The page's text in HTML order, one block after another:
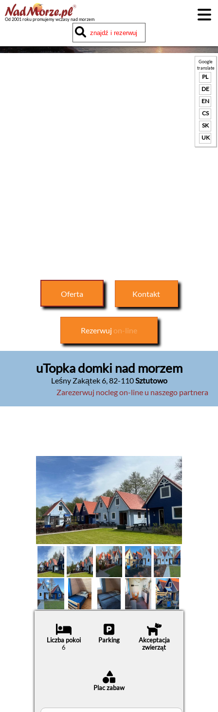
Od 2001 roku promujemy wczasy nad morzem
Google
translate
PL
DE
EN
CS
SK
UK
Oferta Kontakt
Rezerwuj on-line
uTopka domki nad morzem
Leśny Zakątek 6,82-110Sztutowo
Zarezerwuj nocleg on-line u naszego partnera
Liczba pokoi
6
Parking
Akceptacja
zwierząt
Plac zabaw